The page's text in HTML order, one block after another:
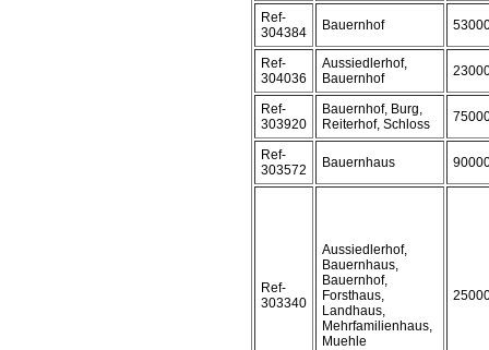
Ref-
304384
Bauernhof
Ref-
304036
Aussiedlerhof,
Bauernhof
Ref-
303920
Bauernhof, Burg,
Reiterhof, Schloss
Ref-
303572
Bauernhaus
Ref-
303340
Aussiedlerhof,
Bauernhaus,
Bauernhof,
Forsthaus,
Landhaus,
Mehrfamilienhaus,
Muehle